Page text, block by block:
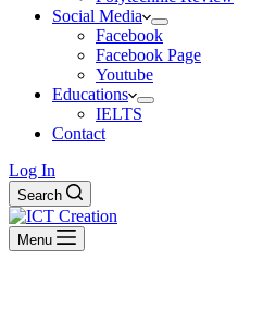
Social Media
Facebook
Facebook Page
Youtube
Educations
IELTS
Contact
Log In
Search
Menu